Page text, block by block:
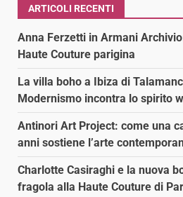
ARTICOLI RECENTI
Anna Ferzetti in Armani
Haute Couture parigina
La villa boho a Ibiza di
Modernismo incontra lo spirito
Antinori Art Project: come una
anni sostiene l’arte
Charlotte Casiraghi e la nuova
fragola alla Haute Couture di